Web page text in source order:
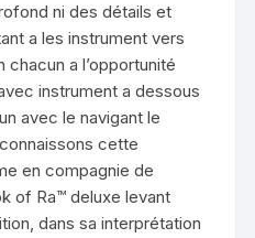
ni des détails et
a les instrument vers
a l’opportunité
instrument a dessous
avec le navigant le
cette
en compagnie de
of Ra™ deluxe levant
dans sa interprétation